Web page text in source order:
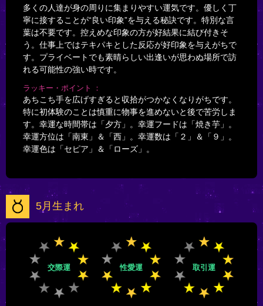
多くの人達が身の周りに集まりやすい運気です。優しく丁
寧に接することが“良い印象”を与える秘訣です。特別な言
葉は不要です。控えめな印象の方が好結果に結び付きそ
う。仕事上ではテキパキとした反応が好印象を与えがちで
す。プライベートでも素晴らしい出逢いが思わぬ場所で訪
れる可能性の強い時です。
ラッキー・ポイント
あちこち手を広げすぎると収拾がつかなくなりがちです。
特に初体験のことは慎重に物事を進めないと後で苦労しま
す。幸運な時間帯は「夕方」。幸運フードは「焼き芋」。
幸運方位は「南東」＆「西」。幸運数は「２」＆「９」。
幸運色は「セピア」＆「ローズ」。
5月生まれ
交際運 性愛運 取引運